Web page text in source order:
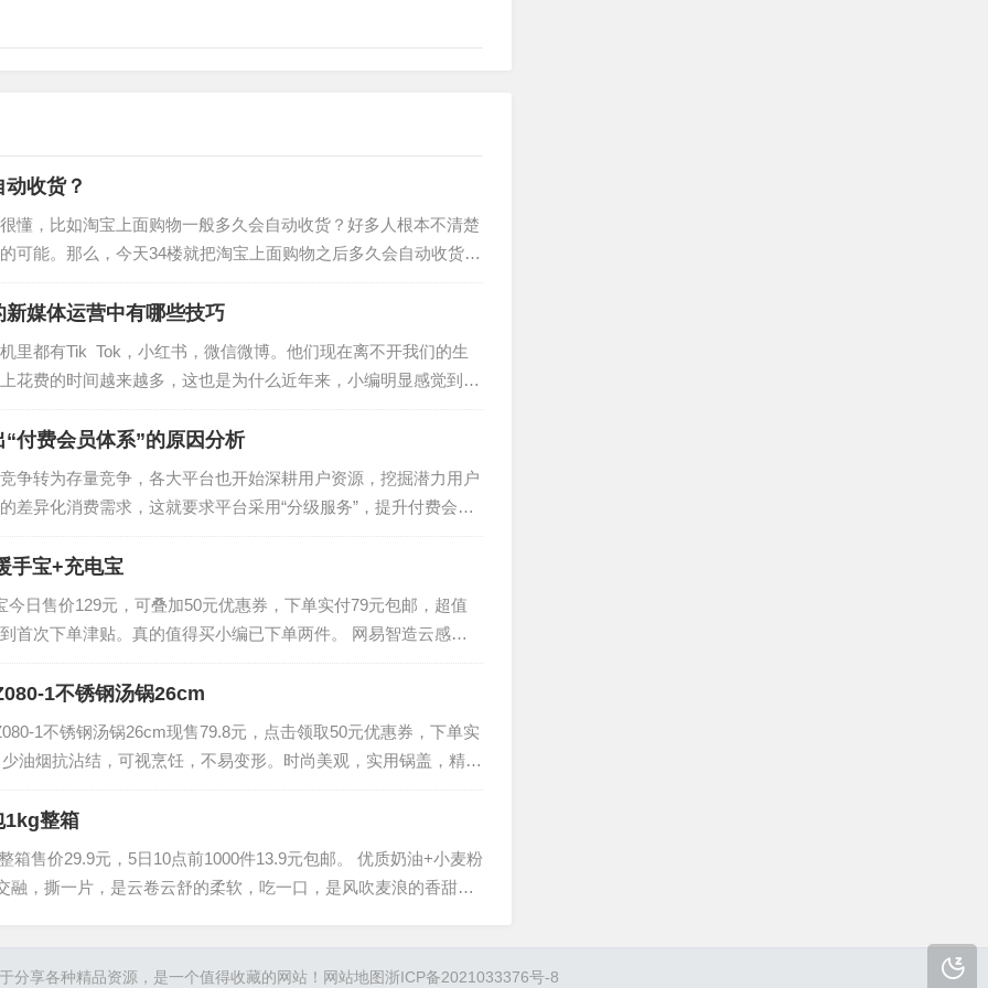
收货？
懂，比如淘宝上面购物一般多久会自动收货？好多人根本不清楚
可能。那么，今天34楼就把淘宝上面购物之后多久会自动收货的
所帮助。…
媒体运营中有哪些技巧
里都有Tik Tok，小红书，微信微博。他们现在离不开我们的生
花费的时间越来越多，这也是为什么近年来，小编明显感觉到品
对于所有品牌来…
付费会员体系”的原因分析
争转为存量竞争，各大平台也开始深耕用户资源，挖掘潜力用户
差异化消费需求，这就要求平台采用“分级服务”，提升付费会员
筛选分层出种子用户，更深层次地传递品…
手宝+充电宝
日售价129元，可叠加50元优惠券，下单实付79元包邮，超值
首次下单津贴。真的值得买小编已下单两件。 网易智造云感暖
。Babyskin表面涂层，…
1不锈钢汤锅26cm
1不锈钢汤锅26cm现售79.8元，点击领取50元优惠券，下单实
油烟抗沾结，可视烹饪，不易变形。时尚美观，实用锅盖，精巧
种需求。…
1kg整箱
箱售价29.9元，5日10点前1000件13.9元包邮。 优质奶油+小麦粉
融，撕一片，是云卷云舒的柔软，吃一口，是风吹麦浪的香甜！
分享各种精品资源，是一个值得收藏的网站！ 网站地图浙ICP备2021033376号-8